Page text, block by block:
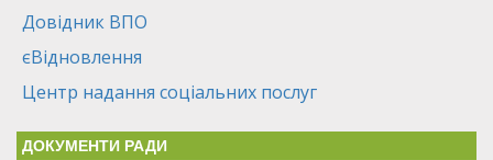
Довідник ВПО
єВідновлення
Центр надання соціальних послуг
ДОКУМЕНТИ РАДИ